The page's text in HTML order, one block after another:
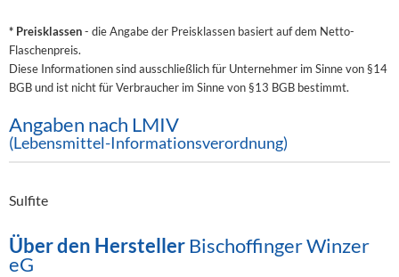
* Preisklassen- die Angabe der Preisklassen basiert auf dem Netto-
Flaschenpreis.
Diese Informationen sind ausschließlich für Unternehmer im Sinne von §14
BGB und ist nicht für Verbraucher im Sinne von §13 BGB bestimmt.
Angaben nach LMIV
(Lebensmittel-Informationsverordnung)
Sulfite
Über den Hersteller Bischoffinger Winzer
eG